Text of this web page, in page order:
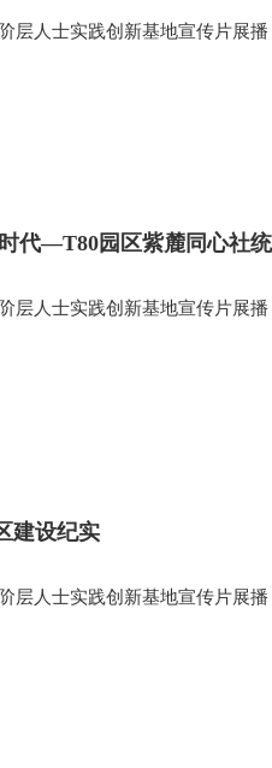
层人士实践创新基地宣传片展播
代—T80园区紫麓同心社
层人士实践创新基地宣传片展播
建设纪实
层人士实践创新基地宣传片展播